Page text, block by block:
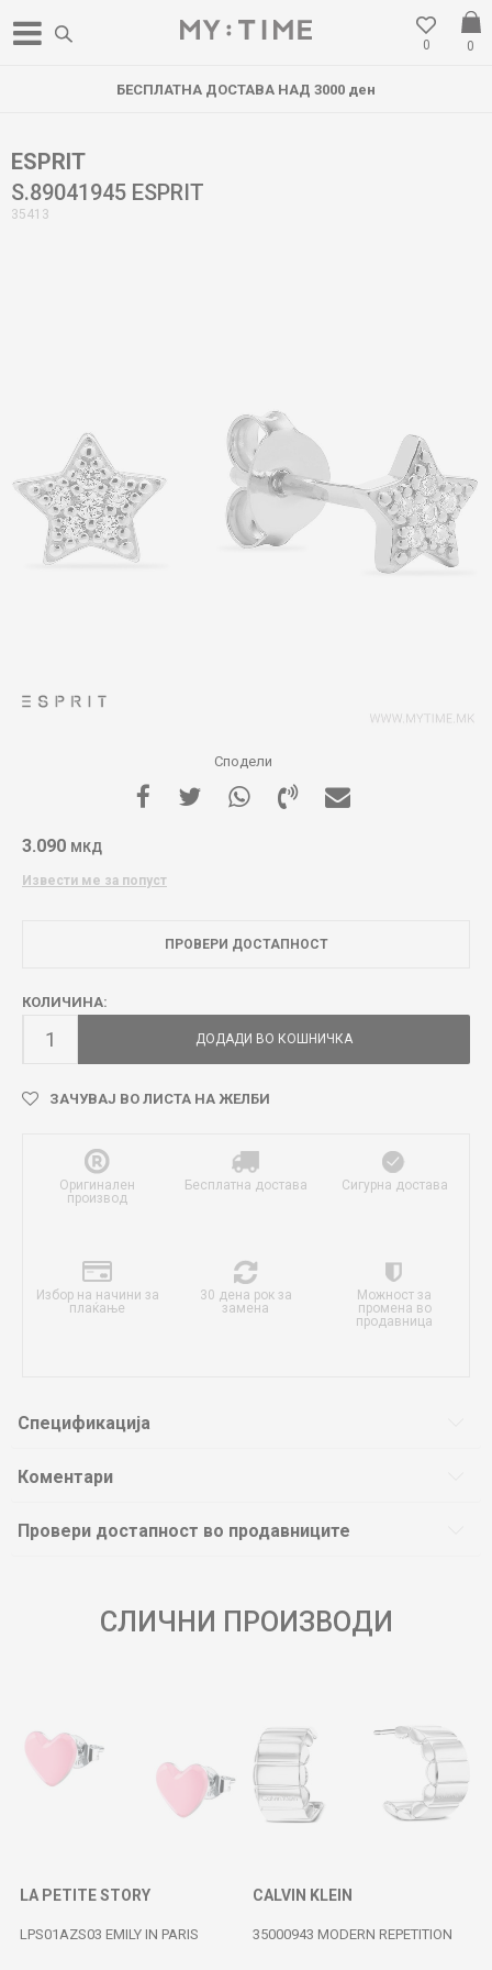
0
0
БЕСПЛАТНА ДОСТАВА НАД 3000 ден
ESPRIT
S.89041945 ESPRIT
35413
Сподели
3.090 МКД
Извести ме за попуст
ПРОВЕРИ ДОСТАПНОСТ
КОЛИЧИНА:
ДОДАДИ ВО КОШНИЧКА
ЗАЧУВАЈ ВО ЛИСТА НА ЖЕЛБИ
Оригинален
производ
Бесплатна достава Сигурна достава
Избор на начини за
плаќање
30 дена рок за
замена
Можност за
промена во
продавница
Спецификација
Коментари
Провери достапност во продавниците
СЛИЧНИ ПРОИЗВОДИ
LA PETITE STORY
LPS01AZS03 EMILY IN PARIS
CALVIN KLEIN
35000943 MODERN REPETITION